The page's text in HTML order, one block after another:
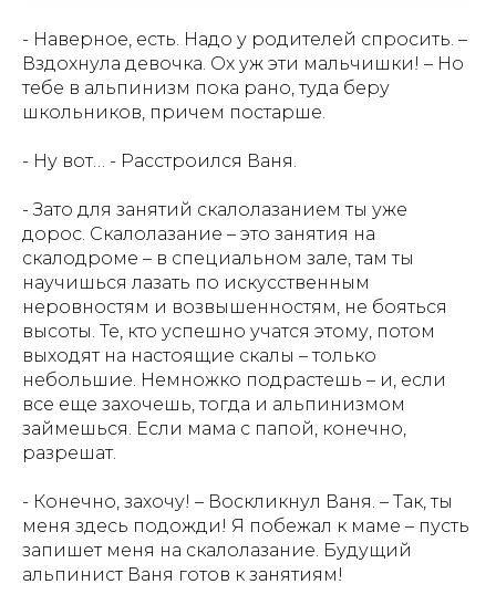
- Наверное, есть. Надо у родителей спросить. –
Вздохнула девочка. Ох уж эти мальчишки! – Но
тебе в альпинизм пока рано, туда беру
школьников, причем постарше.
- Ну вот… - Расстроился Ваня.
- Зато для занятий скалолазанием ты уже
дорос. Скалолазание – это занятия на
скалодроме – в специальном зале, там ты
научишься лазать по искусственным
неровностям и возвышенностям, не бояться
высоты. Те, кто успешно учатся этому, потом
выходят на настоящие скалы – только
небольшие. Немножко подрастешь – и, если
все еще захочешь, тогда и альпинизмом
займешься. Если мама с папой, конечно,
разрешат.
- Конечно, захочу! – Воскликнул Ваня. – Так, ты
меня здесь подожди! Я побежал к маме – пусть
запишет меня на скалолазание. Будущий
альпинист Ваня готов к занятиям!
АЗБУКИ СТРАНЫ СЧАСТЬЯ
Азбука Арктики и Дальнего Востока" - уникальная
книга об истории, культуре, географии северного
Лайка - вместе с оленёнком Лёней проведут
АЗБУКА АРКТИКИ
И ДАЛЬНЕГО ВОСТОКА